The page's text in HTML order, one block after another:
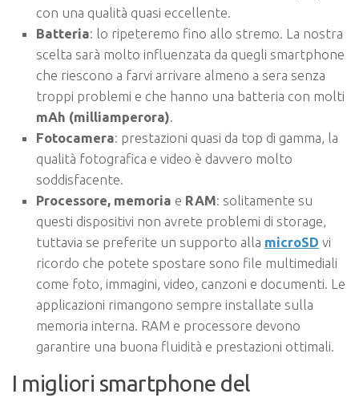
con una qualità quasi eccellente.
Batteria: lo ripeteremo fino allo stremo. La nostra
scelta sarà molto influenzata da quegli smartphone
che riescono a farvi arrivare almeno a sera senza
troppi problemi e che hanno una batteria con molti
mAh (milliamperora).
Fotocamera: prestazioni quasi da top di gamma, la
qualità fotografica e video è davvero molto
soddisfacente.
Processore, memoria e RAM: solitamente su
questi dispositivi non avrete problemi di storage,
tuttavia se preferite un supporto alla microSD vi
ricordo che potete spostare sono file multimediali
come foto, immagini, video, canzoni e documenti. Le
applicazioni rimangono sempre installate sulla
memoria interna. RAM e processore devono
garantire una buona fluidità e prestazioni ottimali.
I migliori smartphone del